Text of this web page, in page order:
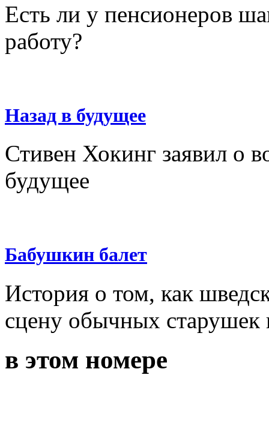
Есть ли у пенсионеров
работу?
Назад в будущее
Стивен Хокинг заявил о
будущее
Бабушкин балет
История о том, как
сцену обычных старушек
в этом номере